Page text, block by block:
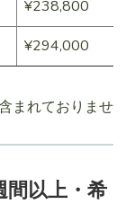
¥238,800
¥294,000
まれておりませ
間以上・希